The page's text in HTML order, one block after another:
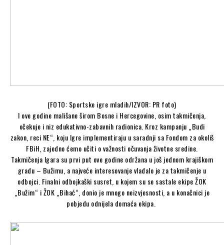
(FOTO: Sportske igre mladih/IZVOR: PR foto)
I ove godine mališane širom Bosne i Hercegovine, osim takmičenja,
očekuje i niz edukativno-zabavnih radionica. Kroz kampanju „Budi
zakon, reci NE“, koju Igre implementiraju u saradnji sa Fondom za okoliš
FBiH, zajedno ćemo učiti o važnosti očuvanja životne sredine.
Takmičenja Igara su prvi put ove godine održana u još jednom krajiškom
gradu – Bužimu, a najveće interesovanje vladalo je za takmičenje u
odbojci. Finalni odbojkaški susret, u kojem su se sastale ekipe ŽOK
„Bužim“ i ŽOK „Bihać“, donio je mnogo neizvjesnosti, a u konačnici je
pobjedu odnijela domaća ekipa.